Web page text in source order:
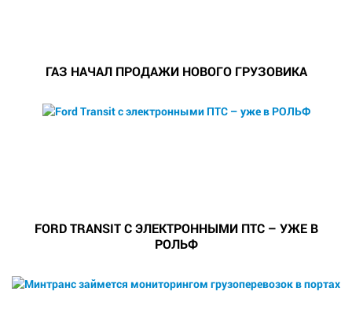
ГАЗ НАЧАЛ ПРОДАЖИ НОВОГО ГРУЗОВИКА
FORD TRANSIT С ЭЛЕКТРОННЫМИ ПТС – УЖЕ В
РОЛЬФ